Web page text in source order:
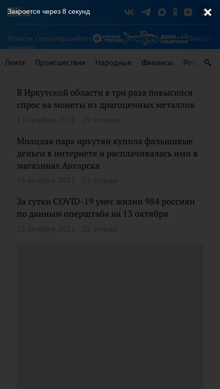
Новости СтатьиАфишаФото Погода
Лента Происшествия Народные Финансы Регионы
В Иркутской области в три раза повысился
спрос на монеты из драгоценных металлов
Молодая пара иркутян купила фальшивые
деньги в интернете и расплачивалась ими в
магазинах Ангарска
За сутки COVID-19 унес жизни 984 россиян
по данным оперштаба на 13 октября
Закроется через 8 секунд